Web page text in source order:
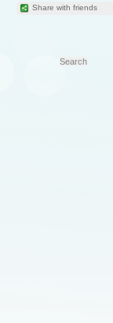
Share with friends